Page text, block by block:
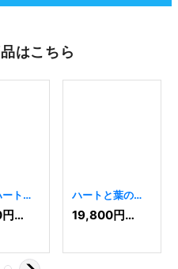
はこちら
トの
れる
]
円(税込)
ハートと葉の優
しさのロゴ
[3604 ]
19,800円(税込)